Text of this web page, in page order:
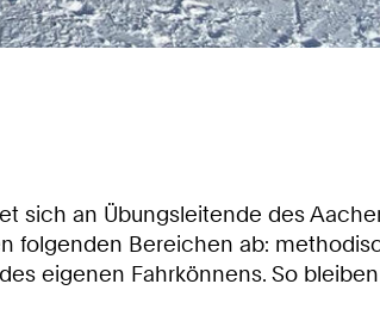
an Übungsleitende des
folgenden Bereichen ab:
eigenen Fahrkönnens. So